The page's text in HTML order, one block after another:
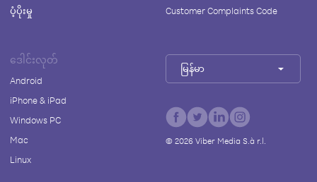
ပံ့ပိုးမှု
Customer Complaints Code
ဒေါင်းလုတ်
Android
iPhone & iPad
Windows PC
Mac
Linux
မြန်မာ
© 2026Viber Media S.à r.l.